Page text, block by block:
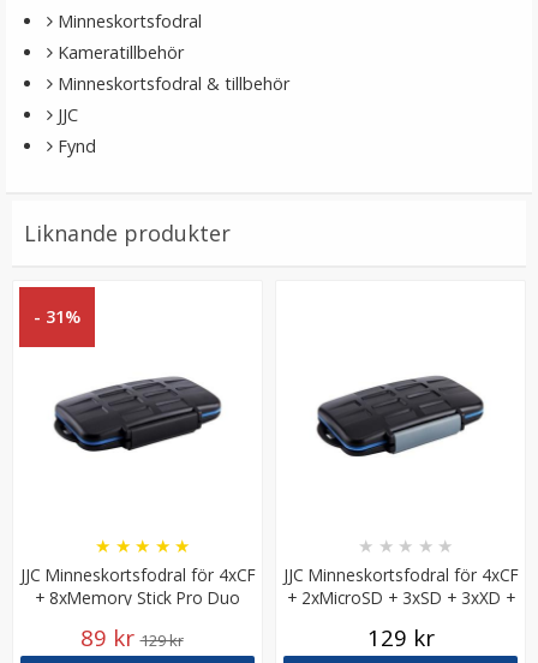
139 kr
JJC Svart Kamerarem för tyngre Systemkameror
169 kr
Minneskortsfodral
Kameratillbehör
Minneskortsfodral & tillbehör
JJC
Fynd
Liknande produkter
- 31%
JJC Minneskortsfodral för 4xCF
+ 8xMemory Stick Pro Duo
★ ★ ★ ★ ★
89 kr 129 kr
JJC Minneskortsfodral för 4xCF
+ 2xMicroSD + 3xSD + 3xXD +
★ ★ ★ ★ ★
129 kr